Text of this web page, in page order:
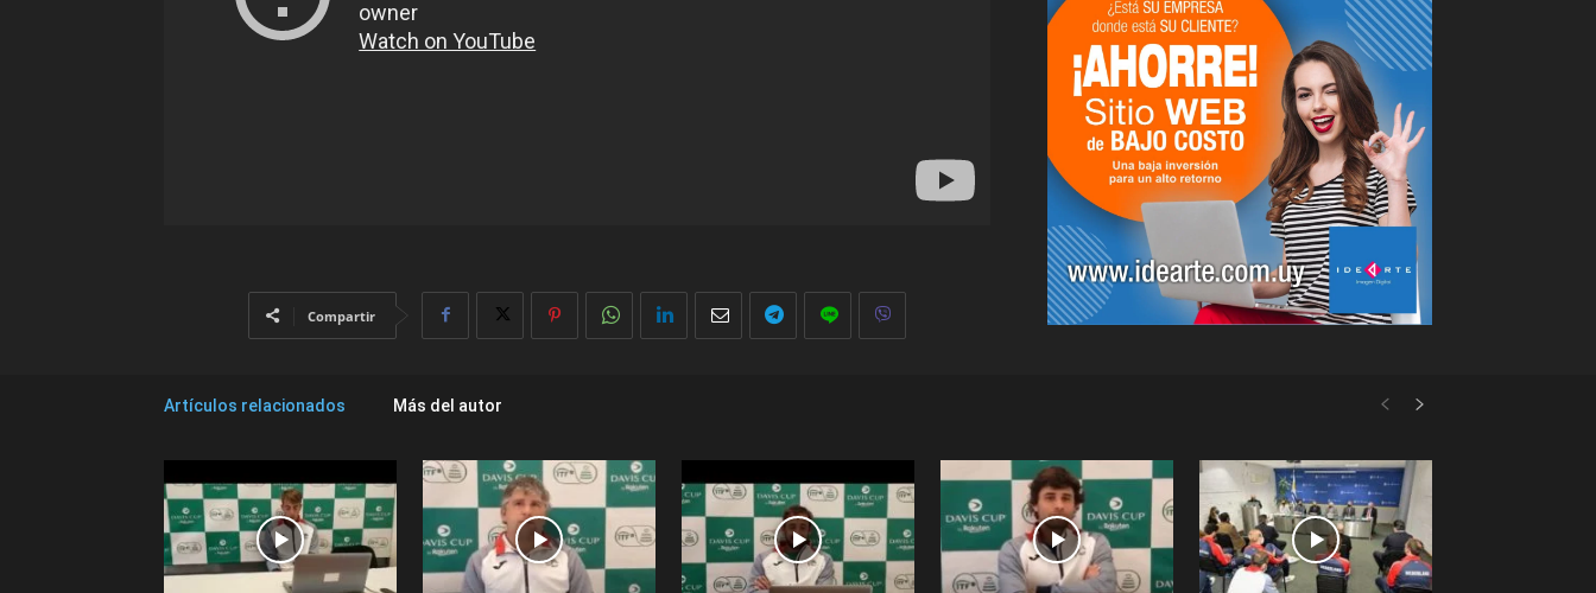
Compartir
Artículos relacionados Más del autor